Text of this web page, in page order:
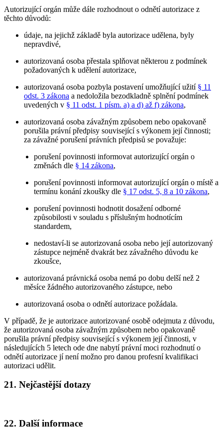
Autorizující orgán může dále rozhodnout o odnětí autorizace z
těchto důvodů:
údaje, na jejichž základě byla autorizace udělena, byly
nepravdivé,
autorizovaná osoba přestala splňovat některou z podmínek
požadovaných k udělení autorizace,
autorizovaná osoba pozbyla postavení umožňující užití § 11
odst. 3 zákona a nedoložila bezodkladně splnění podmínek
uvedených v § 11 odst. 1 písm. a) a d) až f) zákona,
autorizovaná osoba závažným způsobem nebo opakovaně
porušila právní předpisy související s výkonem její činnosti;
za závažné porušení právních předpisů se považuje:
porušení povinnosti informovat autorizující orgán o
změnách dle § 14 zákona,
porušení povinnosti informovat autorizující orgán o místě a
termínu konání zkoušky dle § 17 odst. 5, 8 a 10 zákona,
porušení povinnosti hodnotit dosažení odborné
způsobilosti v souladu s příslušným hodnotícím
standardem,
nedostaví-li se autorizovaná osoba nebo její autorizovaný
zástupce nejméně dvakrát bez závažného důvodu ke
zkoušce,
autorizovaná právnická osoba nemá po dobu delší než 2
měsíce žádného autorizovaného zástupce, nebo
autorizovaná osoba o odnětí autorizace požádala.
V případě, že je autorizace autorizované osobě odejmuta z důvodu,
že autorizovaná osoba závažným způsobem nebo opakovaně
porušila právní předpisy související s výkonem její činnosti, v
následujících 5 letech ode dne nabytí právní moci rozhodnutí o
odnětí autorizace jí není možno pro danou profesní kvalifikaci
autorizaci udělit.
21. Nejčastější dotazy
22. Další informace